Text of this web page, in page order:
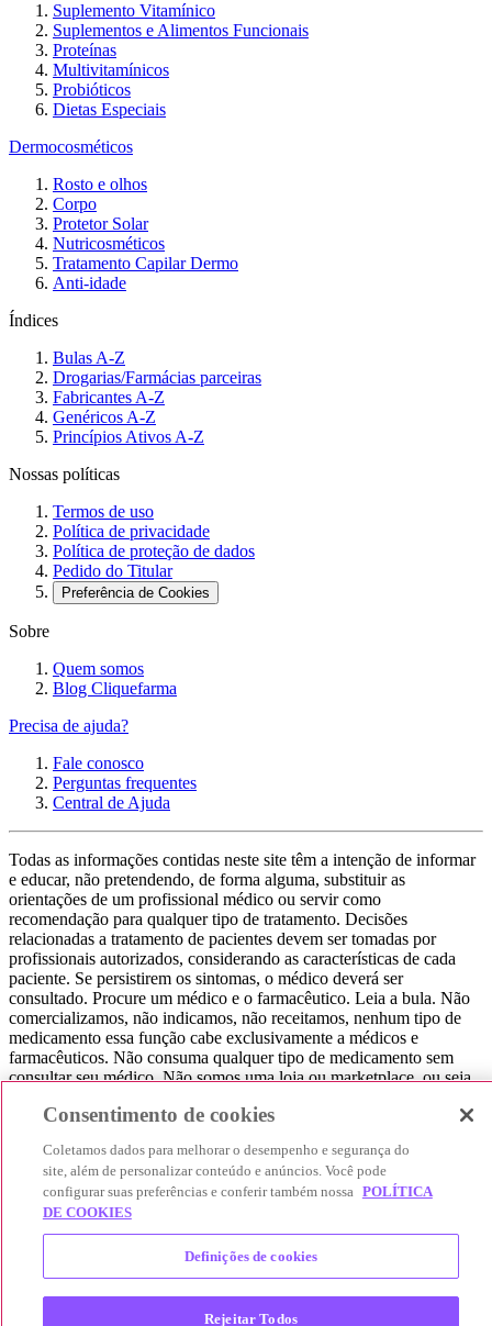
Suplemento Vitamínico
Suplementos e Alimentos Funcionais
Proteínas
Multivitamínicos
Probióticos
Dietas Especiais
Dermocosméticos
Rosto e olhos
Corpo
Protetor Solar
Nutricosméticos
Tratamento Capilar Dermo
Anti-idade
Índices
Bulas A-Z
Drogarias/Farmácias parceiras
Fabricantes A-Z
Genéricos A-Z
Princípios Ativos A-Z
Nossas políticas
Termos de uso
Política de privacidade
Política de proteção de dados
Pedido do Titular
Preferência de Cookies
Sobre
Quem somos
Blog Cliquefarma
Precisa de ajuda?
Fale conosco
Perguntas frequentes
Central de Ajuda
Todas as informações contidas neste site têm a intenção de informar
e educar, não pretendendo, de forma alguma, substituir as
orientações de um profissional médico ou servir como
recomendação para qualquer tipo de tratamento. Decisões
relacionadas a tratamento de pacientes devem ser tomadas por
profissionais autorizados, considerando as características de cada
paciente. Se persistirem os sintomas, o médico deverá ser
consultado. Procure um médico e o farmacêutico. Leia a bula. Não
comercializamos, não indicamos, não receitamos, nenhum tipo de
medicamento essa função cabe exclusivamente a médicos e
farmacêuticos. Não consuma qualquer tipo de medicamento sem
consultar seu médico. Não somos uma loja ou marketplace, ou seja,
que você encontre o preço mais barato, comparando os preços de
experiência seja bem-sucedida, mas a finalização da compra
acontece nos sites das nossas lojas parceiras.
© 2025 Afya Participações S.A. - todos os direitos reservados.
Alameda Lorena, 269 - Jardim Paulista - São Paulo / SP - CEP.:
01424-001 - CNPJ 23.399.329/0002-53.
Consentimento de cookies
Coletamos dados para melhorar o desempenho e segurança do
site, além de personalizar conteúdo e anúncios. Você pode
configurar suas preferências e conferir também nossa POLÍTICA
DE COOKIES
Definições de cookies
Rejeitar Todos